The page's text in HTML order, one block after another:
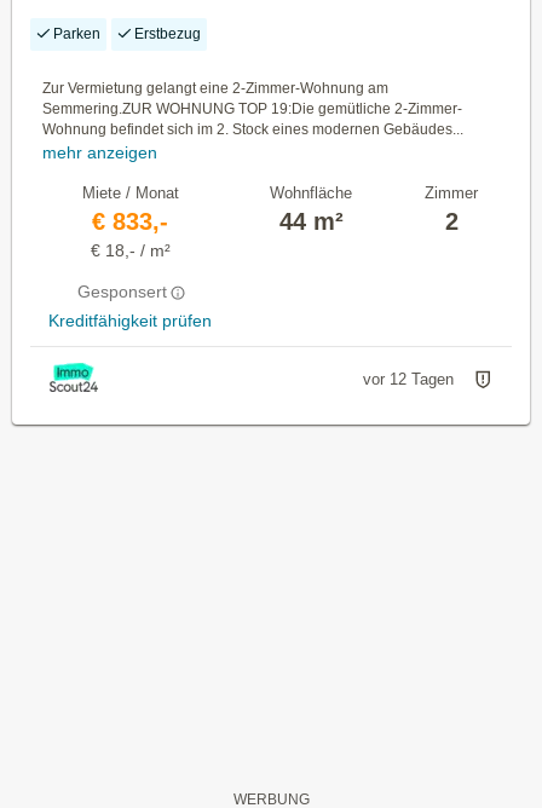
PKW-STELLPLATZ! ERSTBEZUG!
Parken Erstbezug
Zur Vermietung gelangt eine 2-Zimmer-Wohnung am
Semmering.ZUR WOHNUNG TOP 19:Die gemütliche 2-Zimmer-
Wohnung befindet sich im 2. Stock eines modernen Gebäudes...
mehr anzeigen
Miete / Monat
€ 833,-
€ 18,- / m²
Gesponsert
Kreditfähigkeit prüfen
Wohnfläche
44 m²
Zimmer
2
vor 12 Tagen